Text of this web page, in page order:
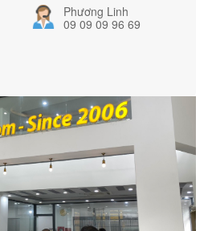
Phương Linh
09 09 09 96 69